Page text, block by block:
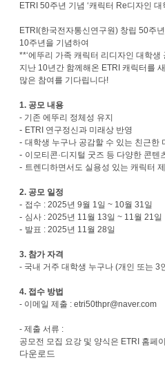
ETRI 50주년 기념 ‘캐릭터 Re디자인 대
ETRI(한국전자통신연구원) 창립 50주
10주년을 기념하여
**‘에뚜리 가족 캐릭터 리디자인 대학생
지난 10년간 함께해온 ETRI 캐릭터를
많은 참여를 기다립니다!
1. 공모 내용
- 기존 에뚜리 정체성 유지
- ETRI 연구정신과 미래상 반영
- 대학생 누구나 공감할 수 있는 친근한
- 이모티콘·디지털 굿즈 등 다양한 콘텐
- 트렌디하면서도 실용성 있는 캐릭터
2. 공모 일정
- 접수 : 2025년 9월 1일 ~ 10월 31일
- 심사 : 2025년 11월 13일 ~ 11월 21일
- 발표 : 2025년 11월 28일
3. 참가 자격
- 국내 거주 대학생 누구나 (개인 또는 3
4. 접수 방법
- 이메일 제출 : etri50thpr@naver.com
- 제출 서류 :
공모전 모집 요강 및 양식은 ETRI 홈페
다운로드